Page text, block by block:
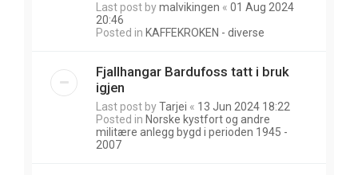
Last post bymalvikingen « 01 Aug 2024
20:46
Posted in KAFFEKROKEN - diverse
Fjallhangar Bardufoss tatt i bruk
igjen
Last post byTarjei « 13 Jun 2024 18:22
Posted in Norske kystfort og andre
militære anlegg bygd i perioden 1945 -
2007